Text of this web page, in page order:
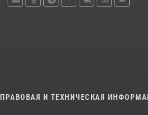
ПРАВОВАЯ И ТЕХНИЧЕСКАЯ